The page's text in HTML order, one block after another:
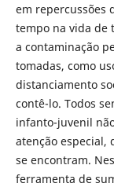
em repercussões
tempo na vida de
a contaminação
tomadas, como
distanciamento
contê-lo. Todos
infanto-juvenil
atenção especial,
se encontram.
ferramenta de